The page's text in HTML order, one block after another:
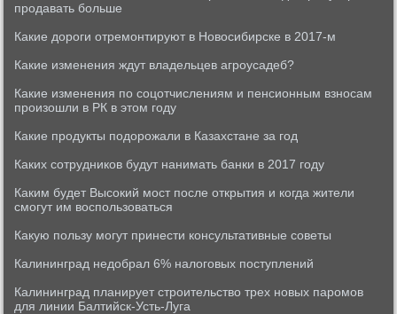
продавать больше
Какие дороги отремонтируют в Новосибирске в 2017-м
Какие изменения ждут владельцев агроусадеб?
Какие изменения по соцотчислениям и пенсионным взносам
произошли в РК в этом году
Какие продукты подорожали в Казахстане за год
Каких сотрудников будут нанимать банки в 2017 году
Каким будет Высокий мост после открытия и когда жители
смогут им воспользоваться
Какую пользу могут принести консультативные советы
Калининград недобрал 6% налоговых поступлений
Калининград планирует строительство трех новых паромов
для линии Балтийск-Усть-Луга